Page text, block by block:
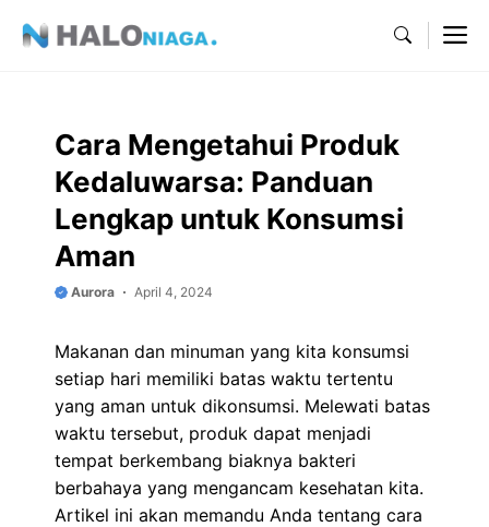
Cara Mengetahui Produk
Kedaluwarsa: Panduan
Lengkap untuk Konsumsi
Aman
Aurora April 4, 2024
Makanan dan minuman yang kita konsumsi
setiap hari memiliki batas waktu tertentu
yang aman untuk dikonsumsi. Melewati batas
waktu tersebut, produk dapat menjadi
tempat berkembang biaknya bakteri
berbahaya yang mengancam kesehatan kita.
Artikel ini akan memandu Anda tentang cara